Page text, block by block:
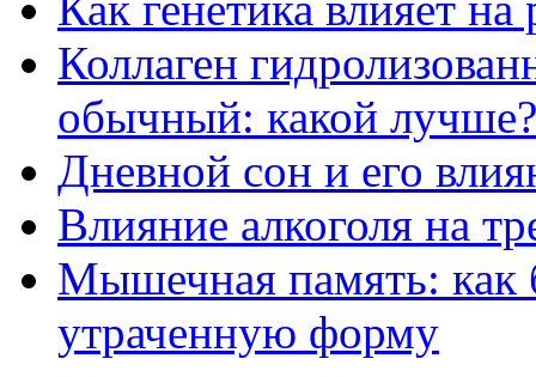
Коллаген
обычный: какой лучше?
Дневной сон и его
Влияние алкоголя на
Мышечная память: как
утраченную форму